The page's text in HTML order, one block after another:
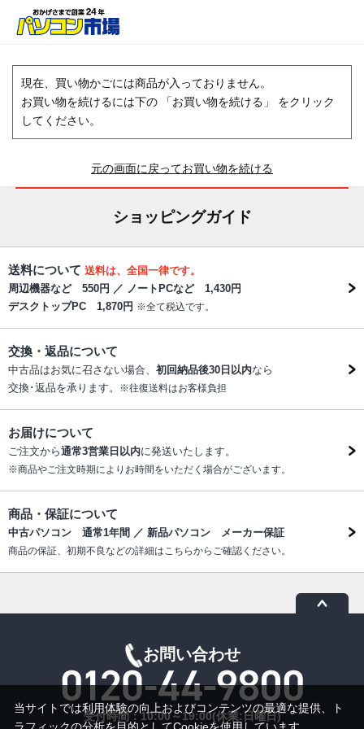
現在、買い物かごには商品が入っておりません。
お買い物を続けるには下の 「お買い物を続ける」 をクリック
してください。
元の画面に戻ってお買い物を続ける
ショッピングガイド
送料について 送料は、全国一律です。
周辺機器など 550円 ／ ノートPCなど 1,430円
デスクトップPC 1,870円 ※全て税込です。
交換・返品について
中古品はお気に召さない場合、 初回納品後30日以内なら
交換･返品を承ります。
※往復送料はお客様負担
お届けについて
ご注文から通常3営業日以内に発送いたします。
※商品やご注文時期によりお時間をいただく場合がございます。
商品・保証について
中古パソコン 通常1年間 ／ 新品パソコン メーカー保証
商品の保証、初期不良などの詳細はこちらからご確認ください。
お問い合わせ
受付時間：10:00～19:00(休業:日曜日)
当サイトでは利用体験の向上およびコンテンツの最適な提供、ト